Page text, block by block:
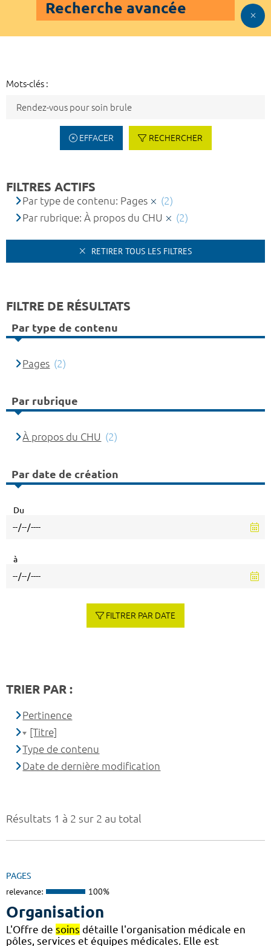
Recherche avancée
Mots-clés :
EFFACER RECHERCHER
Résultats 1 à 2 sur 2 au total
PAGES
relevance: 100%
Organisation
L'Offre de soins détaille l'organisation médicale en
pôles, services et équipes médicales. Elle est
FILTRES ACTIFS
Par type de contenu: Pages
(2)
Par rubrique: À propos du CHU
(2)
RETIRER TOUS LES FILTRES
FILTRE DE RÉSULTATS
Par type de contenu
Pages (2)
Par rubrique
À propos du CHU (2)
Par date de création
Du
à
FILTRER PAR DATE
TRIER PAR :
Pertinence
[Titre]
Type de contenu
Date de dernière modification